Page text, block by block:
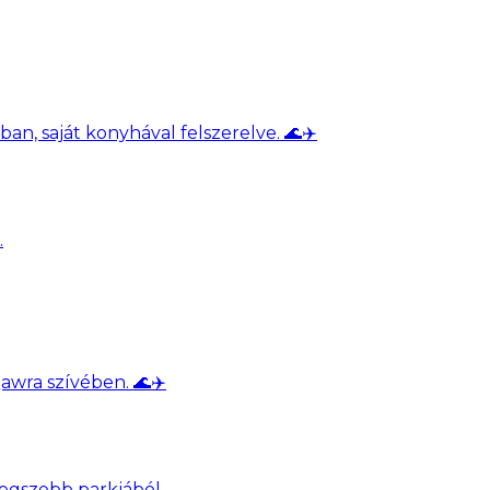
saját konyhával felszerelve. 🌊✈️
szívében. 🌊✈️